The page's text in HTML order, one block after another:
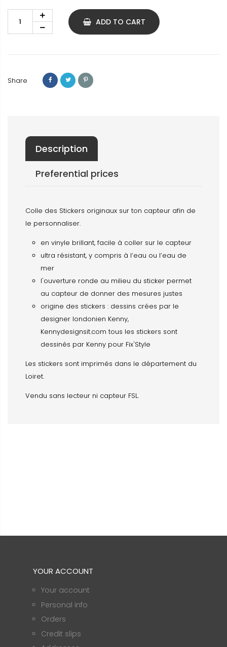
ADD TO CART
Share
Description
Preferential prices
Colle des Stickers originaux sur ton capteur afin de
le personnaliser.
en vinyle brillant, facile à coller sur le capteur
ultra résistant, y compris à l’eau ou l’eau de
mer
l'ouverture ronde au milieu du sticker permet
au capteur de donner des mesures justes
origine des stickers : dessins crées par le
designer londonien Kenny,
Kennydesignsit.com tous les stickers sont
dessinés par Kenny pour Fix'Style
Les stickers sont imprimés dans le département du
Loiret.
Vendu sans lecteur ni capteur FSL.
YOUR ACCOUNT
Your account
Personal info
Orders
Credit slips